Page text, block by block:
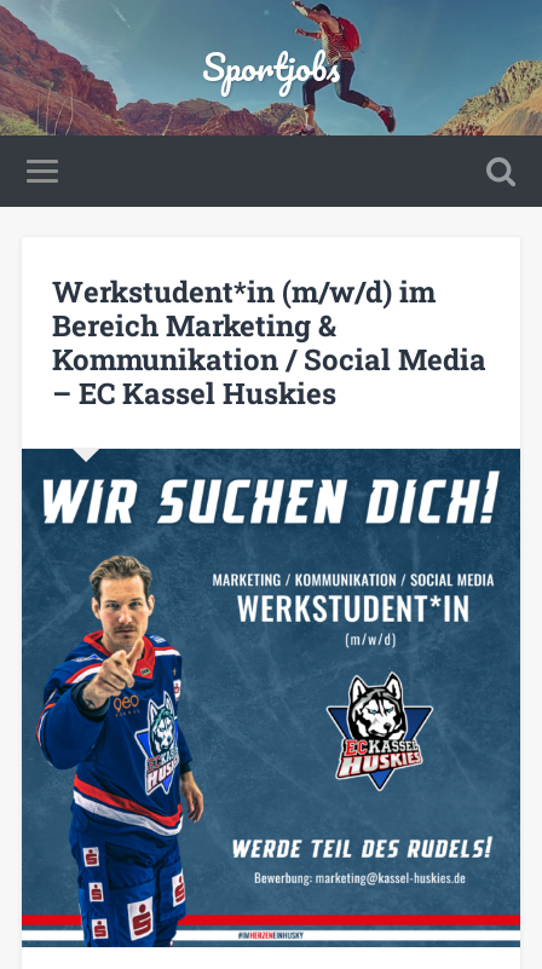
Sportjobs
Werkstudent*in (m/w/d) im
Bereich Marketing &
Kommunikation / Social Media
– EC Kassel Huskies